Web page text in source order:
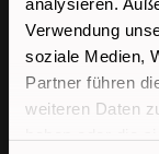
Verwendung
soziale Medien,
Partner führen
weiteren Daten